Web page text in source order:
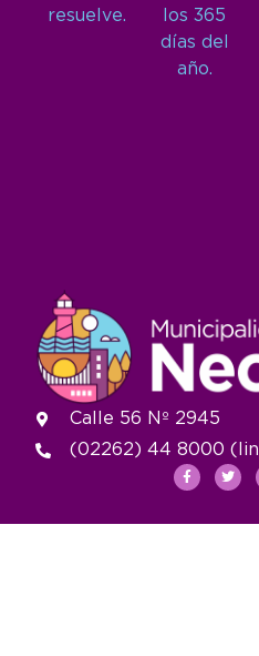
resuelve.
los 365
días del
año.
Calle 56 Nº 2945
(02262) 44 8000